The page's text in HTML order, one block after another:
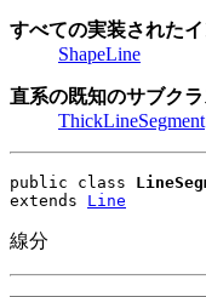
すべての実装された
ShapeLine
直系の既知のサブク
ThickLineSegment
public class
extends Line
線分